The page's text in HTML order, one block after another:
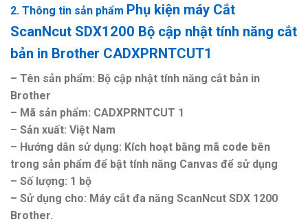
2. Thông tin sản phẩm Phụ kiện máy Cắt
ScanNcut SDX1200 Bộ cập nhật tính năng cắt
bản in Brother CADXPRNTCUT1
– Tên sản phẩm: Bộ cập nhật tính năng cắt bản in
Brother
– Mã sản phẩm: CADXPRNTCUT 1
– Sản xuất: Việt Nam
– Hướng dẫn sử dụng: Kích hoạt bằng mã code bên
trong sản phẩm để bật tính năng Canvas để sử dụng
– Số lượng: 1 bộ
– Sử dụng cho: Máy cắt đa năng ScanNcut SDX 1200
Brother.